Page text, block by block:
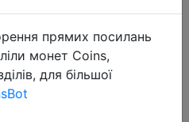
прямих посилань
монет Coins,
для більшої